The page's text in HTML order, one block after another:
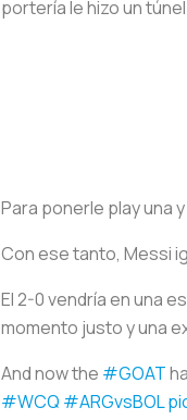
portería le hizo un
Para ponerle play una
Con ese tanto, Messi
El 2-0 vendría en una
momento justo y una
And now the #GOAT
#WCQ #ARGvsBOL